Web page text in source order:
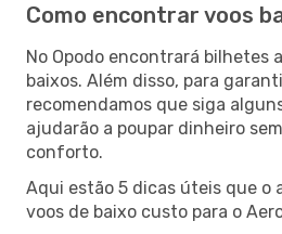
Como encontrar voos
No Opodo encontrará bilhetes
baixos. Além disso, para
recomendamos que siga
ajudarão a poupar dinheiro
conforto.
Aqui estão 5 dicas úteis que o
voos de baixo custo para o